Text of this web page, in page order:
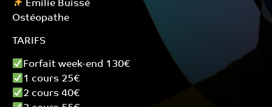
Émilie Buissé
Ostéopathe
TARIFS
Forfait week-end 130€
1 cours 25€
2 cours 40€